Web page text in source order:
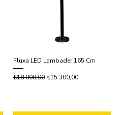
Fluxa LED Lambader 165 Cm
Normal Fiyat
₺18.000,00 İndirimli Fiyat
₺15.300,00